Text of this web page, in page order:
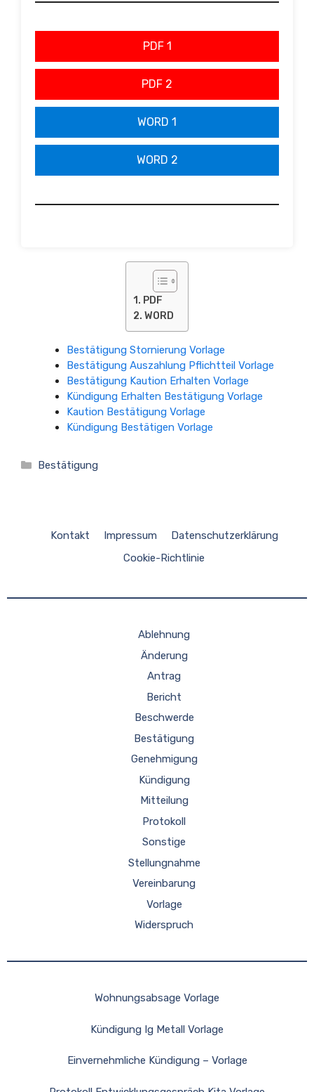
PDF 1
PDF 2
WORD 1
WORD 2
PDF
WORD
Bestätigung Stornierung Vorlage
Bestätigung Auszahlung Pflichtteil Vorlage
Bestätigung Kaution Erhalten Vorlage
Kündigung Erhalten Bestätigung Vorlage
Kaution Bestätigung Vorlage
Kündigung Bestätigen Vorlage
Kategorien
Bestätigung
Kontakt Impressum
Datenschutzerklärung
Cookie-Richtlinie
Ablehnung
Änderung
Antrag
Bericht
Beschwerde
Bestätigung
Genehmigung
Kündigung
Mitteilung
Protokoll
Sonstige
Stellungnahme
Vereinbarung
Vorlage
Widerspruch
Wohnungsabsage Vorlage
Kündigung Ig Metall Vorlage
Einvernehmliche Kündigung – Vorlage